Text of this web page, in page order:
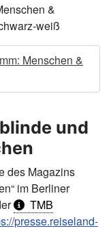
&
weiß
Menschen &
und
des Magazins
im Berliner
TMB
presse.reiseland-